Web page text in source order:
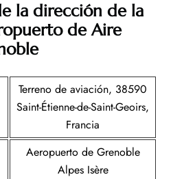
la dirección de la
de Aire
Terreno de aviación, 38590
Saint-Étienne-de-Saint-Geoirs,
Francia
Aeropuerto de Grenoble
Alpes Isère